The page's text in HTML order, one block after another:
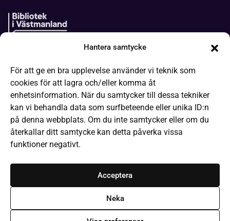
Hantera samtycke
För att ge en bra upplevelse använder vi teknik som
cookies för att lagra och/eller komma åt
enhetsinformation. När du samtycker till dessa tekniker
kan vi behandla data som surfbeteende eller unika ID:n
på denna webbplats. Om du inte samtycker eller om du
återkallar ditt samtycke kan detta påverka vissa
funktioner negativt.
Acceptera
Neka
It-hjälp
Läsa på olika sätt
Frågor och svar
Låneregler
Kontakta webbredaktionen
Om Bibliotek i Västmanland